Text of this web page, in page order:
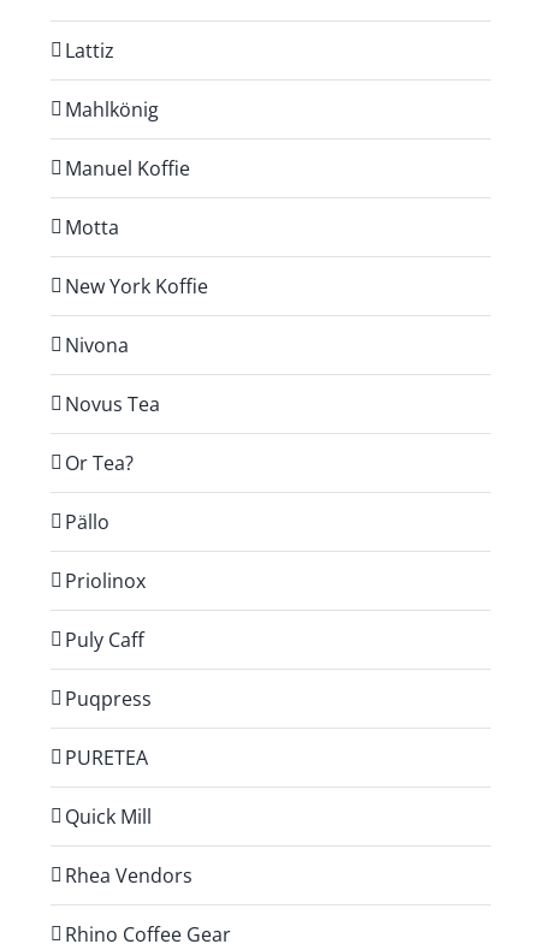
Lattiz
Mahlkönig
Manuel Koffie
Motta
New York Koffie
Nivona
Novus Tea
Or Tea?
Pällo
Priolinox
Puly Caff
Puqpress
PURETEA
Quick Mill
Rhea Vendors
Rhino Coffee Gear